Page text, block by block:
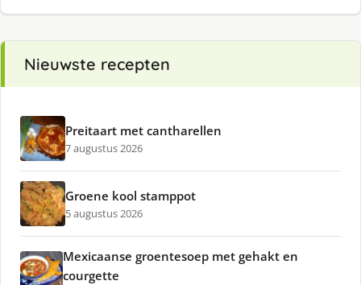
Nieuwste recepten
Preitaart met cantharellen
7 augustus 2026
Groene kool stamppot
5 augustus 2026
Mexicaanse groentesoep met gehakt en
courgette